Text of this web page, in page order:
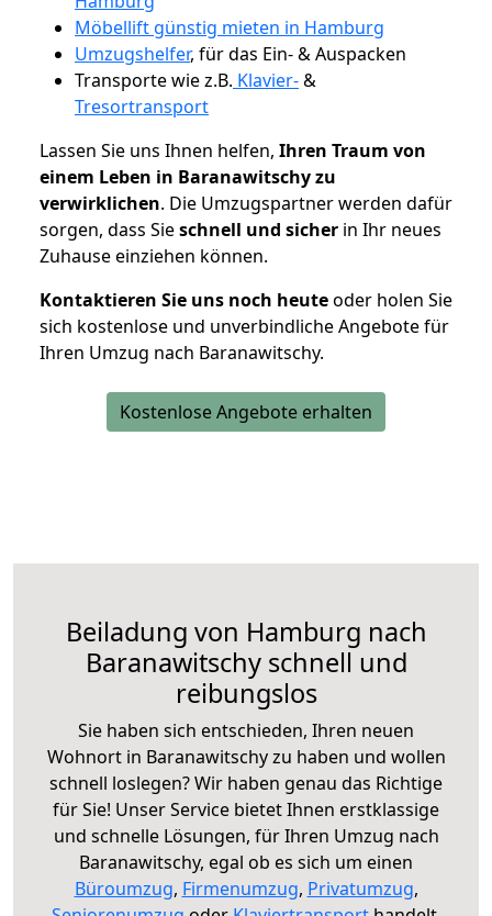
Möbellift günstig mieten in Hamburg
Umzugshelfer, für das Ein- & Auspacken
Transporte wie z.B. Klavier-&
Tresortransport
Lassen Sie uns Ihnen helfen, Ihren Traum von
einem Leben in Baranawitschy zu
verwirklichen. Die Umzugspartner werden dafür
sorgen, dass Sieschnell und sicher in Ihr neues
Zuhause einziehen können.
Kontaktieren Sie uns noch heuteoder holen Sie
sich kostenlose und unverbindliche Angebote für
Ihren Umzug nach Baranawitschy.
Kostenlose Angebote erhalten
Beiladung von Hamburg nach
Baranawitschy schnell und
reibungslos
Sie haben sich entschieden, Ihren neuen
Wohnort in Baranawitschy zu haben und wollen
schnell loslegen? Wir haben genau das Richtige
für Sie! Unser Service bietet Ihnen erstklassige
und schnelle Lösungen, für Ihren Umzug nach
Baranawitschy, egal ob es sich um einen
Büroumzug, Firmenumzug, Privatumzug,